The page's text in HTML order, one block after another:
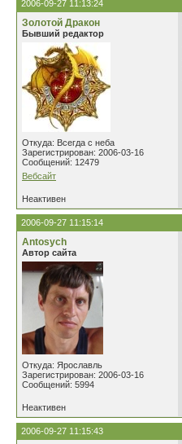
2006-09-27 11:13:24
Золотой Дракон
Бывший редактор
Откуда: Всегда с неба
Зарегистрирован: 2006-03-16
Сообщений: 12479
Вебсайт
Неактивен
2006-09-27 11:15:14
Antosych
Автор сайта
Откуда: Ярославль
Зарегистрирован: 2006-03-16
Сообщений: 5994
Неактивен
2006-09-27 11:15:43